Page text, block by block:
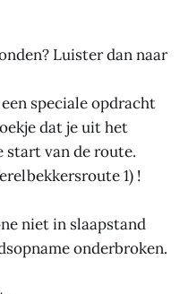
Luister dan naar
speciale opdracht
dat je uit het
start van de route.
1) !
niet in slaapstand
onderbroken.